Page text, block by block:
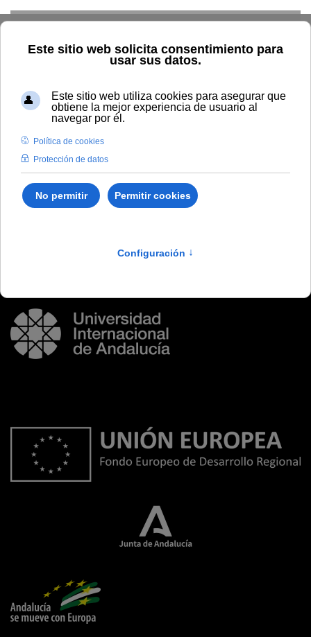
Inicio General Másteres propios 2021-2022
Másteres propios 2021-
2022